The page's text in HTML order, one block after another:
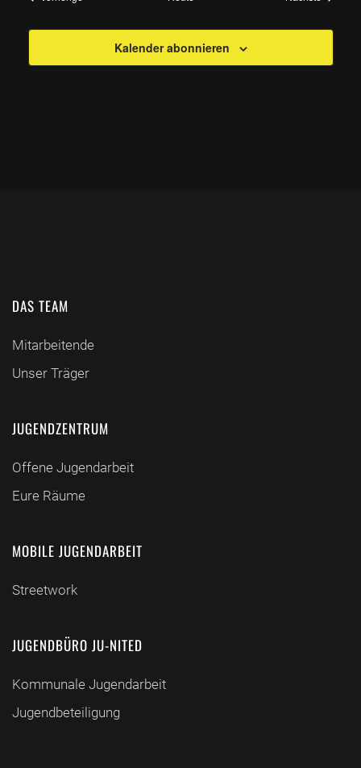
Kalender abonnieren
DAS TEAM
Mitarbeitende
Unser Träger
JUGENDZENTRUM
Offene Jugendarbeit
Eure Räume
MOBILE JUGENDARBEIT
Streetwork
JUGENDBÜRO JU-NITED
Kommunale Jugendarbeit
Jugendbeteiligung